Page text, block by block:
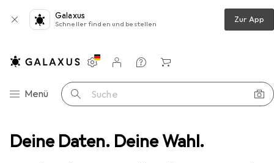
Deine Daten. Deine Wahl.
Galaxus
Schneller finden und bestellen Zur App
Navigation nach Kategorien
Menü Suche
Einstellungen
Kundenkonto
Vergleichslisten
Merklisten
Warenkorb
+ Router Netzwerk Switch D-Link DGS-1210